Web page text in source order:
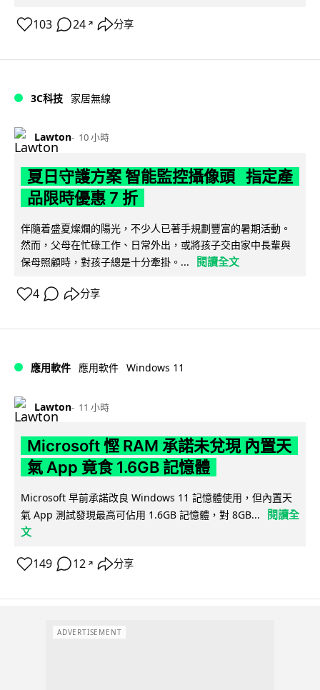
103 24 ↗ 分享
3C科技 家居無線
Lawton 10 小時
夏日守護方案 智能監控攝像頭 指定產
品限時優惠 7 折
伴隨着盛夏燦爛的陽光，不少人已著手規劃豐富的暑期活動。
然而，父母在忙碌工作、日常外出，或將孩子交由家中長輩與
保母照顧時，對孩子總是十分牽掛。...
閱讀全文
4 分享
應用軟件 應用軟件 Windows 11
Lawton 11 小時
Microsoft 慳 RAM 承諾未兌現 內置天
氣 App 竟食 1.6GB 記憶體
Microsoft 早前承諾改良 Windows 11 記憶體使用，但內置天
氣 App 測試發現最高可佔用 1.6GB 記憶體，對 8GB...
閱讀全
文
149 12 ↗ 分享
ADVERTISEMENT